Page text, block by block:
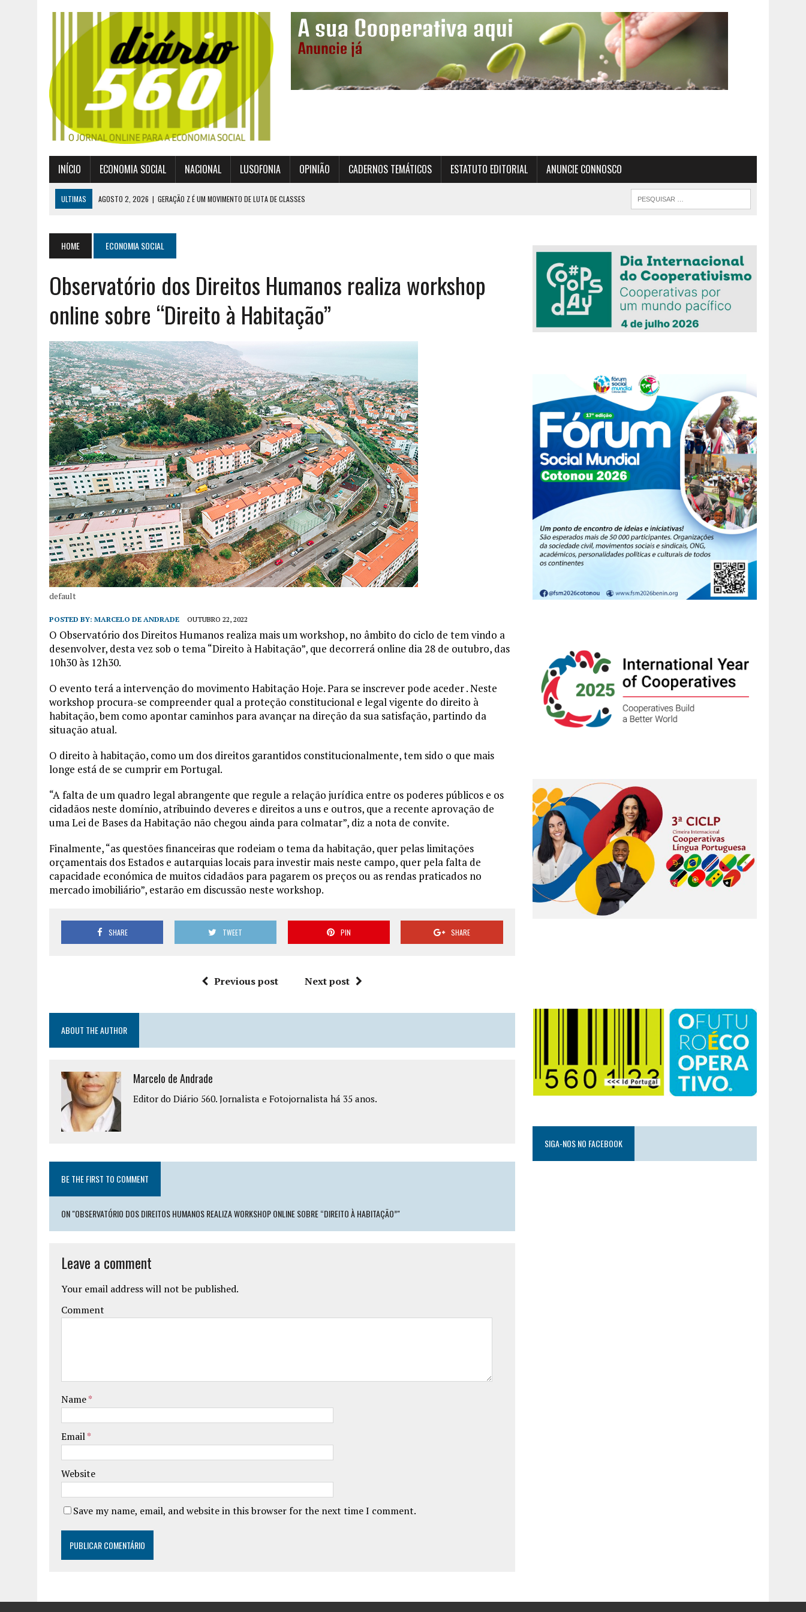
INÍCIO ECONOMIA SOCIAL NACIONAL LUSOFONIA OPINIÃO CADERNOS TEMÁTICOS ESTATUTO EDITORIAL ANUNCIE CONNOSCO
ULTIMAS AGOSTO 2, 2026 | GERAÇÃO Z É UM MOVIMENTO DE LUTA DE CLASSES
JULHO 26, 2026 | UM MARCO QUE REDEFINE O COOPERATIVISMO GLOBAL
AGOSTO 6, 2026
UM ENTRE MUITOS
HOME ECONOMIA SOCIAL
Observatório dos Direitos Humanos realiza workshop
online sobre “Direito à Habitação”
default
POSTED BY: MARCELO DE ANDRADE OUTUBRO 22, 2022
O Observatório dos Direitos Humanos realiza mais um workshop, no âmbito do ciclo de tem vindo a
desenvolver, desta vez sob o tema “Direito à Habitação”, que decorrerá online dia 28 de outubro, das
10h30 às 12h30.
O evento terá a intervenção do movimento Habitação Hoje. Para se inscrever pode aceder . Neste
workshop procura-se compreender qual a proteção constitucional e legal vigente do direito à
habitação, bem como apontar caminhos para avançar na direção da sua satisfação, partindo da
situação atual.
O direito à habitação, como um dos direitos garantidos constitucionalmente, tem sido o que mais
longe está de se cumprir em Portugal.
“A falta de um quadro legal abrangente que regule a relação jurídica entre os poderes públicos e os
cidadãos neste domínio, atribuindo deveres e direitos a uns e outros, que a recente aprovação de
uma Lei de Bases da Habitação não chegou ainda para colmatar”, diz a nota de convite.
Finalmente, “as questões financeiras que rodeiam o tema da habitação, quer pelas limitações
orçamentais dos Estados e autarquias locais para investir mais neste campo, quer pela falta de
capacidade económica de muitos cidadãos para pagarem os preços ou as rendas praticados no
mercado imobiliário”, estarão em discussão neste workshop.
SHARE TWEET PIN SHARE
Previous post Next post
ABOUT THE AUTHOR
Marcelo de Andrade
Editor do Diário 560. Jornalista e Fotojornalista há 35 anos.
BE THE FIRST TO COMMENT
ON "OBSERVATÓRIO DOS DIREITOS HUMANOS REALIZA WORKSHOP ONLINE SOBRE “DIREITO À HABITAÇÃO”"
Leave a comment
Your email address will not be published.
Comment
Name*
Email*
Website
Save my name, email, and website in this browser for the next time I comment.
SIGA-NOS NO FACEBOOK